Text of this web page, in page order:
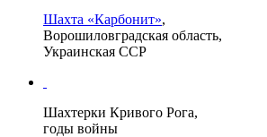
Шахта «Карбонит»,
Ворошиловградская область,
Украинская ССР
Шахтерки Кривого Рога,
годы войны